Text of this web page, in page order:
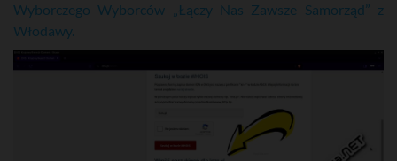
Wyborczego Wyborców „Łączy Nas Zawsze Samorząd” z
Włodawy.